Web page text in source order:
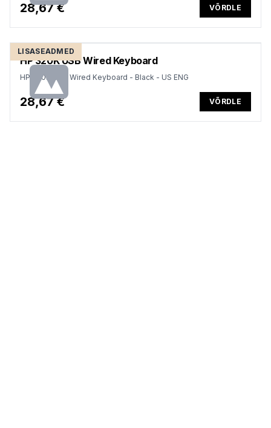
28,67 € VÕRDLE
LISASEADMED
HP 320K USB Wired Keyboard
HP 320K USB Wired Keyboard - Black - US ENG
28,67 € VÕRDLE